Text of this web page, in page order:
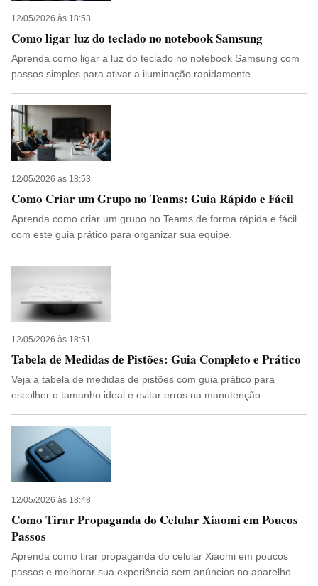
12/05/2026 às 18:53
Como ligar luz do teclado no notebook Samsung
Aprenda como ligar a luz do teclado no notebook Samsung com
passos simples para ativar a iluminação rapidamente.
12/05/2026 às 18:53
Como Criar um Grupo no Teams: Guia Rápido e Fácil
Aprenda como criar um grupo no Teams de forma rápida e fácil
com este guia prático para organizar sua equipe.
12/05/2026 às 18:51
Tabela de Medidas de Pistões: Guia Completo e Prático
Veja a tabela de medidas de pistões com guia prático para
escolher o tamanho ideal e evitar erros na manutenção.
12/05/2026 às 18:48
Como Tirar Propaganda do Celular Xiaomi em Poucos
Passos
Aprenda como tirar propaganda do celular Xiaomi em poucos
passos e melhorar sua experiência sem anúncios no aparelho.